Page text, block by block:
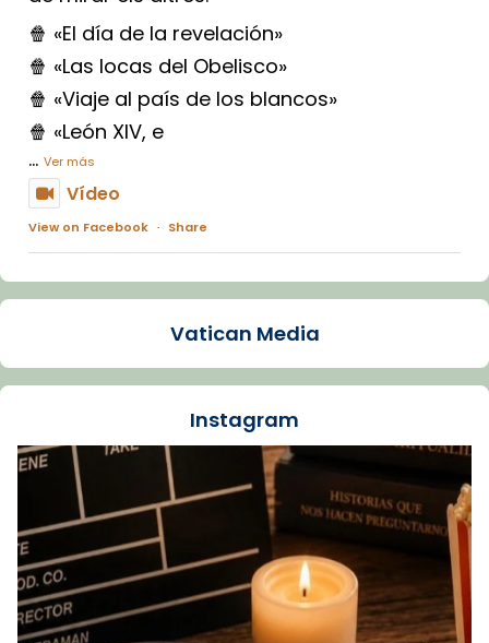
🍿 «El día de la revelación»
🍿 «Las locas del Obelisco»
🍿 «Viaje al país de los blancos»
🍿 «León XIV, e
... Ver más
Vídeo
View on Facebook · Share
Arquebisbat de Barcelona
La Carmina va patir depressió. Fa gairebé
dos mesos, a l'Estadi Lluís Companys, la
Recupera l'entrevista comp
Vatican
tican News 👇
www.vaticannews.va/es/iglesia/news/2026-
07/carmina-historia-depresion-papa-viaje-
espana-testimoni...
Foto
Vatican Media
Instagram